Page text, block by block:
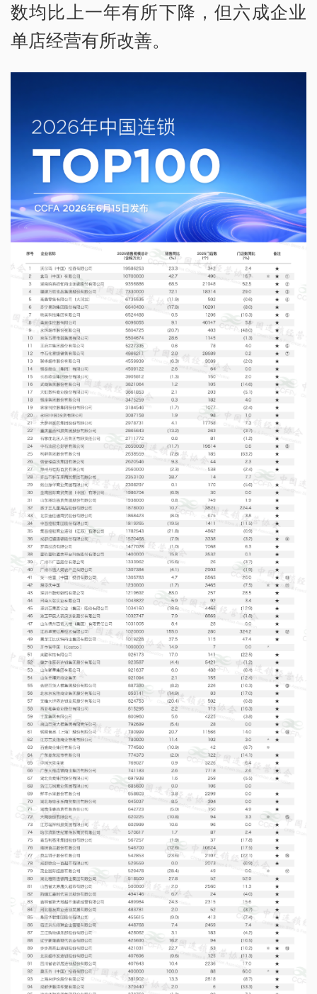
数均比上一年有所下降，但六成企业
单店经营有所改善。